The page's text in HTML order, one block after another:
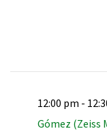
12:00 pm -
Gómez (Zeiss